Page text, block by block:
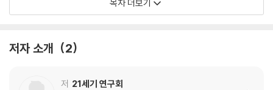
태평양의 발견
지질 상태도 지명으로
목차 더보기
저자 소개 2
저 21세기 연구회